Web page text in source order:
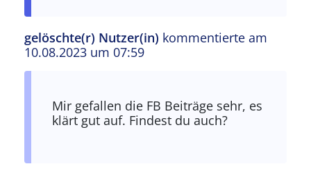
gelöschte(r) Nutzer(in) kommentierte am
10.08.2023 um 07:59
Antwort auf
Mir gefallen die FB Beiträge sehr, es
klärt gut auf. Findest du auch?